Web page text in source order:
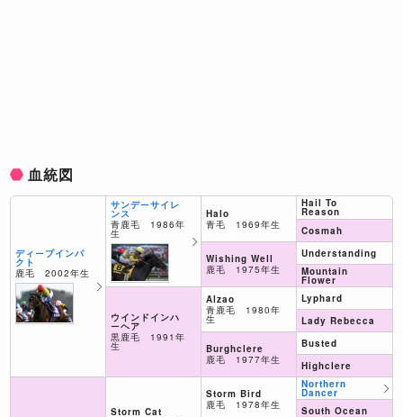
血統図
ディープインパ
クト
鹿毛 2002年生
サンデーサイレ
ンス
青鹿毛 1986年
生
ウインドインハ
ーヘア
黒鹿毛 1991年
生
Storm Cat
Halo
青毛 1969年生
Wishing Well
鹿毛 1975年生
Alzao
青鹿毛 1980年
生
Burghclere
鹿毛 1977年生
Storm Bird
鹿毛 1978年生
Hail To
Reason
Cosmah
Understanding
Mountain
Flower
Lyphard
Lady Rebecca
Busted
Highclere
Northern
Dancer
South Ocean